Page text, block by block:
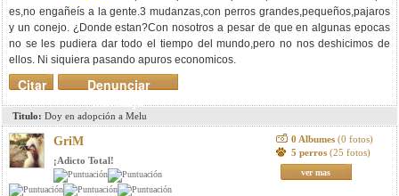
es,no engañeís a la gente.3 mudanzas,con perros grandes,pequeños,pajaros
y un conejo. ¿Donde estan?Con nosotros a pesar de que en algunas epocas
no se les pudiera dar todo el tiempo del mundo,pero no nos deshicimos de
ellos. Ni siquiera pasando apuros economicos.
Denunciar
mensaje
Citar
Titulo: Doy en adopción a Melu
GriM
¡Adicto Total!
0 Albumes (0 fotos)
5 perros (25 fotos)
ver mas